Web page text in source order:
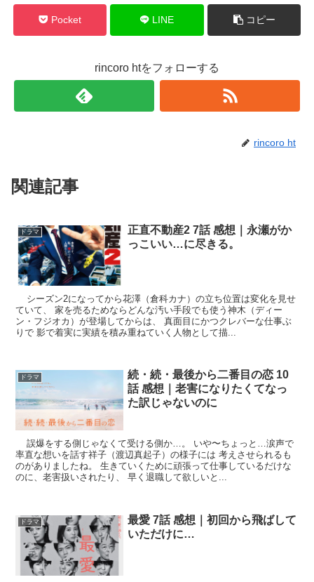
Pocket LINE コピー
rincoro htをフォローする
rincoro ht
関連記事
ドラマ
正直不動産2 7話 感想｜永瀬がか
っこいい…に尽きる。
シーズン2になってから花澤（倉科カナ）の立ち位置は変化を見せ
ていて、 家を売るためならどんな汚い手段でも使う神木（ディー
ン・フジオカ）が登場してからは、 真面目にかつクレバーな仕事ぶ
りで 影で着実に実績を積み重ねていく人物として描...
ドラマ
続・続・最後から二番目の恋 10
話 感想｜老害になりたくてなっ
た訳じゃないのに
誤爆をする側じゃなくて受ける側か…。 いや〜ちょっと…涙声で
率直な想いを話す祥子（渡辺真起子）の様子には 考えさせられるも
のがありましたね。 生きていくために頑張って仕事しているだけな
のに、老害扱いされたり、 早く退職して欲しいと...
ドラマ
最愛 7話 感想｜初回から飛ばして
いただけに…